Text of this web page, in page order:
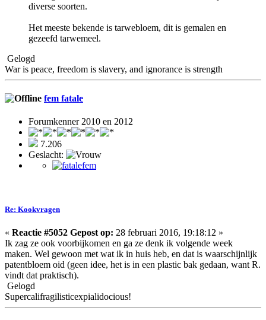
diverse soorten.
Het meeste bekende is tarwebloem, dit is gemalen en
gezeefd tarwemeel.
Gelogd
War is peace, freedom is slavery, and ignorance is strength
fem fatale
Forumkenner 2010 en 2012
7.206
Geslacht:
Re: Kookvragen
« Reactie #5052 Gepost op: 28 februari 2016, 19:18:12 »
Ik zag ze ook voorbijkomen en ga ze denk ik volgende week
maken. Wel gewoon met wat ik in huis heb, en dat is waarschijnlijk
patentbloem oid (geen idee, het is in een plastic bak gedaan, want R.
vindt dat praktisch).
Gelogd
Supercalifragilisticexpialidocious!